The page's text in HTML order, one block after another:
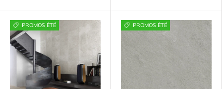
PROMOS ÉTÉ PROMOS ÉTÉ